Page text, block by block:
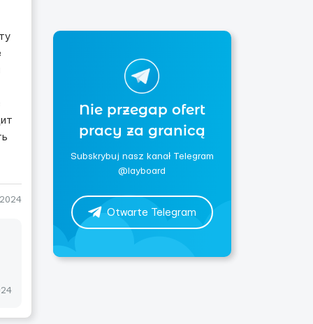
Nie przegap ofert
pracy za granicą
Subskrybuj nasz kanał Telegram
@layboard
Otwarte Telegram